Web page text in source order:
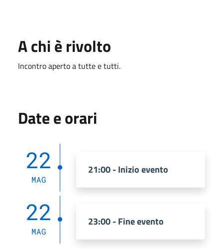
A chi è rivolto
Incontro aperto a tutte e tutti.
Date e orari
22
MAG
21:00 - Inizio evento
22
MAG
23:00 - Fine evento